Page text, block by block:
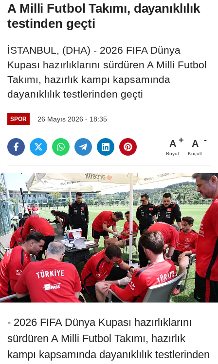
A Milli Futbol Takımı, dayanıklılık
testinden geçti
İSTANBUL, (DHA) - 2026 FIFA Dünya
Kupası hazırlıklarını sürdüren A Milli Futbol
Takımı, hazırlık kampı kapsamında
dayanıklılık testlerinden geçti
SPOR 26 Mayıs 2026 - 18:35
A
Büyüt
A
Küçült
- 2026 FIFA Dünya Kupası hazırlıklarını
sürdüren A Milli Futbol Takımı, hazırlık
kampı kapsamında dayanıklılık testlerinden